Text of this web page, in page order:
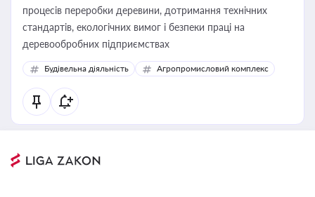
процесів переробки деревини, дотримання технічних
стандартів, екологічних вимог і безпеки праці на
деревообробних підприємствах
Будівельна діяльність Агропромисловий комплекс